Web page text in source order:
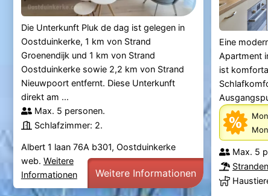
Die Unterkunft Pluk de dag ist gelegen in
Oostduinkerke, 1 km von Strand
Groenendijk und 1 km von Strand
Oostduinkerke sowie 2,2 km von Strand
Nieuwpoort entfernt. Diese Unterkunft
direkt am ...
Max. 5 personen.
Schlafzimmer: 2.
Albert 1 laan 76A b301, Oostduinkerke
web. Weitere
Informationen
Weitere Informationen
Eine
Apartment
ist
Max. 5